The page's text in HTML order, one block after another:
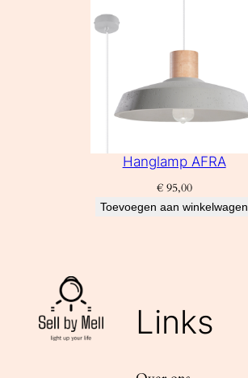
Hanglamp AFRA
€95,00
Toevoegen aan winkelwagen
Links